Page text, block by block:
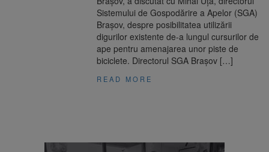
aceeași oră și același baremSistemului de Gospodărire a Apelor (SGA)
Braşov, despre posibilitatea utilizării
digurilor existente de-a lungul cursurilor de
ape pentru amenajarea unor piste de
biciclete. Directorul SGA Braşov […]
READ MORE